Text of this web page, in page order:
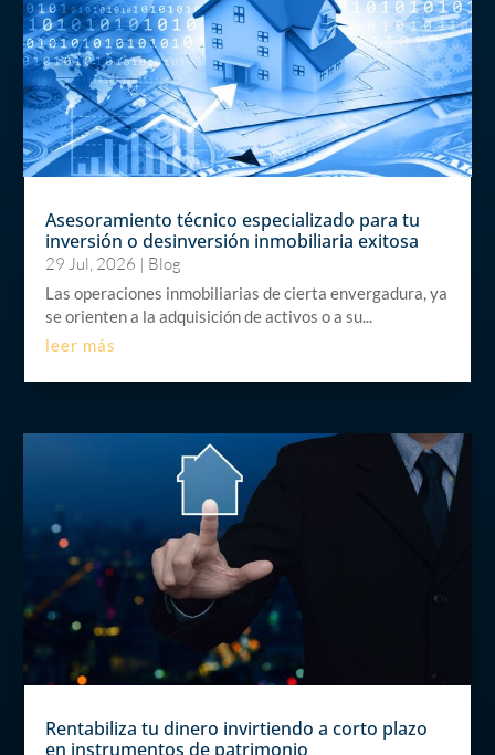
Asesoramiento técnico especializado para tu
inversión o desinversión inmobiliaria exitosa
29 Jul, 2026 | Blog
Las operaciones inmobiliarias de cierta envergadura, ya
se orienten a la adquisición de activos o a su...
leer más
Rentabiliza tu dinero invirtiendo a corto plazo
en instrumentos de patrimonio